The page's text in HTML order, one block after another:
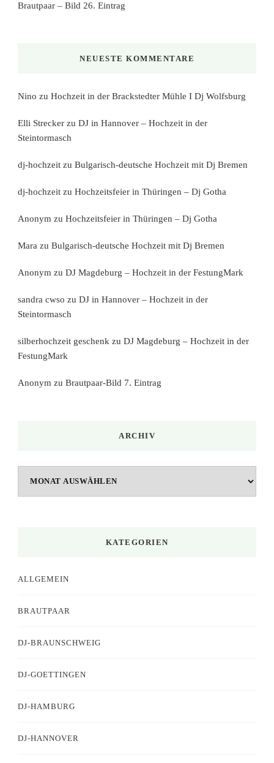
Brautpaar – Bild 26. Eintrag
NEUESTE KOMMENTARE
Nino zu Hochzeit in der Brackstedter Mühle I Dj Wolfsburg
Elli Strecker zu DJ in Hannover – Hochzeit in der
Steintormasch
dj-hochzeit zu Bulgarisch-deutsche Hochzeit mit Dj Bremen
dj-hochzeit zu Hochzeitsfeier in Thüringen – Dj Gotha
Anonym zu Hochzeitsfeier in Thüringen – Dj Gotha
Mara zu Bulgarisch-deutsche Hochzeit mit Dj Bremen
Anonym zu DJ Magdeburg – Hochzeit in der FestungMark
sandra cwso zu DJ in Hannover – Hochzeit in der
Steintormasch
silberhochzeit geschenk zu DJ Magdeburg – Hochzeit in der
FestungMark
Anonym zu Brautpaar-Bild 7. Eintrag
ARCHIV
KATEGORIEN
ALLGEMEIN
BRAUTPAAR
DJ-BRAUNSCHWEIG
DJ-GOETTINGEN
DJ-HAMBURG
DJ-HANNOVER